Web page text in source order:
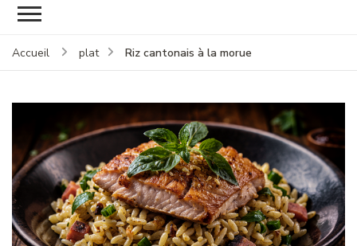
Accueil plat Riz cantonais à la morue